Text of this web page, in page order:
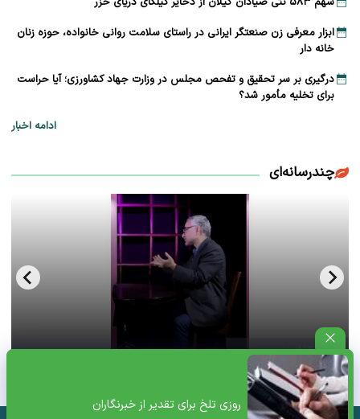
روزی تلخ برای تقدیر از خبرنگاران
ابزار معرفی زن صنعتگر ایرانی در راستای سلامت روانی خانواده، حوزه زنان
خانه دار
درگیری بر سر تحقیق و تفحص مجلس در وزارت جهاد کشاورزی؛ آیا حراست
برای تخلیه مأمور شد؟
ادامه اخبار
چندرسانه‌ای
فحش بالای ۱۸سال سعید لیلاز از فرط عصبانیت+ویدئو